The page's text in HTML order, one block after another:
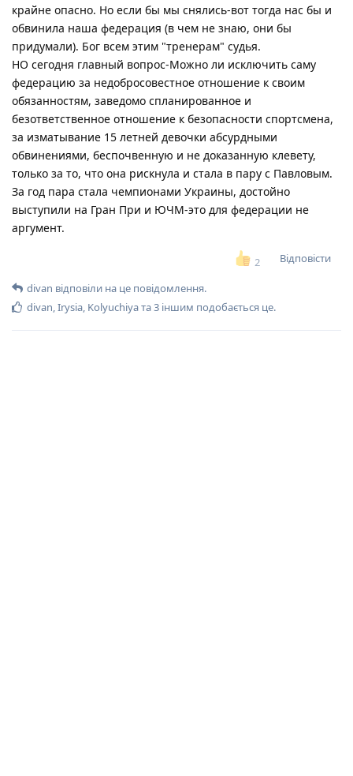
крайне опасно. Но если бы мы снялись-вот тогда нас бы и
обвинила наша федерация (в чем не знаю, они бы
придумали). Бог всем этим "тренерам" судья.
НО сегодня главный вопрос-Можно ли исключить саму
федерацию за недобросовестное отношение к своим
обязанностям, заведомо спланированное и
безответственное отношение к безопасности спортсмена,
за изматывание 15 летней девочки абсурдными
обвинениями, беспочвенную и не доказанную клевету,
только за то, что она рискнула и стала в пару с Павловым.
За год пара стала чемпионами Украины, достойно
выступили на Гран При и ЮЧМ-это для федерации не
аргумент.
2 Відповісти
divan відповіли на це повідомлення.
divan,Irysia, Kolyuchiyaта3 іншим подобається це.